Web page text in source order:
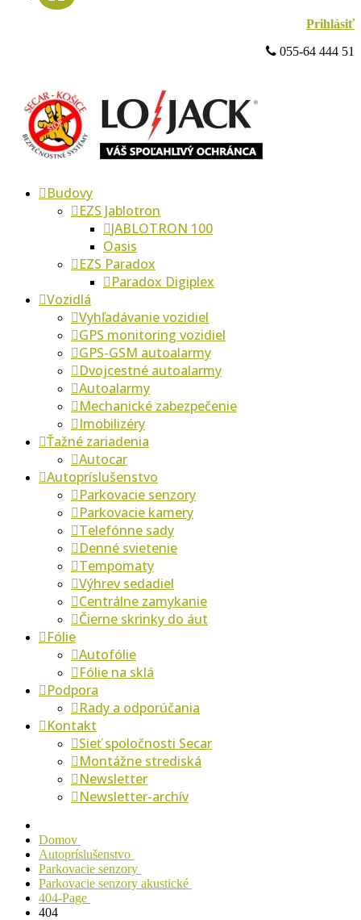
Prihlásiť
055-64 444 51
Budovy
EZS Jablotron
JABLOTRON 100
Oasis
EZS Paradox
Paradox Digiplex
Vozidlá
Vyhľadávanie vozidiel
GPS monitoring vozidiel
GPS-GSM autoalarmy
Dvojcestné autoalarmy
Autoalarmy
Mechanické zabezpečenie
Imobilizéry
Ťažné zariadenia
Autocar
Autopríslušenstvo
Parkovacie senzory
Parkovacie kamery
Telefónne sady
Denné svietenie
Tempomaty
Výhrev sedadiel
Centrálne zamykanie
Čierne skrinky do áut
Fólie
Autofólie
Fólie na sklá
Podpora
Rady a odporúčania
Kontakt
Sieť spoločnosti Secar
Montážne strediská
Newsletter
Newsletter-archív
Domov
Autopríslušenstvo
Parkovacie senzory
Parkovacie senzory akustické
404-Page
404